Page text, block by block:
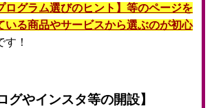
ログラム選びのヒント】等のページを
いる商品やサービスから選ぶのが初心
す！
グやインスタ等の開設】